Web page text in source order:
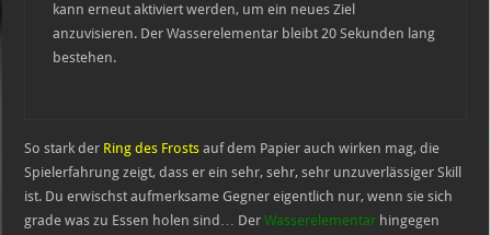
kann erneut aktiviert werden, um ein neues Ziel
anzuvisieren. Der Wasserelementar bleibt 20 Sekunden lang
bestehen.
So stark der Ring des Frosts auf dem Papier auch wirken mag, die
Spielerfahrung zeigt, dass er ein sehr, sehr, sehr unzuverlässiger Skill
ist. Du erwischst aufmerksame Gegner eigentlich nur, wenn sie sich
grade was zu Essen holen sind… DerWasserelementar hingegen